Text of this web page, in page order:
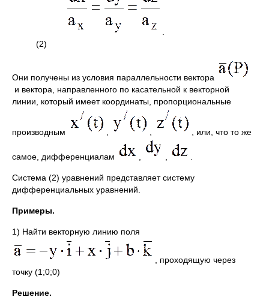
(2)
Они получены из условия параллельности вектора
и вектора, направленного по касательной к векторной
линии, который имеет координаты, пропорциональные
производным , или, что то же
самое, дифференциалам
Система (2) уравнений представляет систему
дифференциальных уравнений.
Примеры.
1) Найти векторную линию поля
, проходящую через
точку (1;0;0)
Решение.